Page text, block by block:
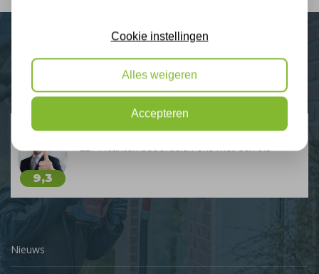
Plus Isolatie
Uw isolatie specialist
9,3
Klantbeoordelingen
2274 klanten beoordelen ons met een 9.3
Nieuws
Cookie instellingen
Alles weigeren
Accepteren